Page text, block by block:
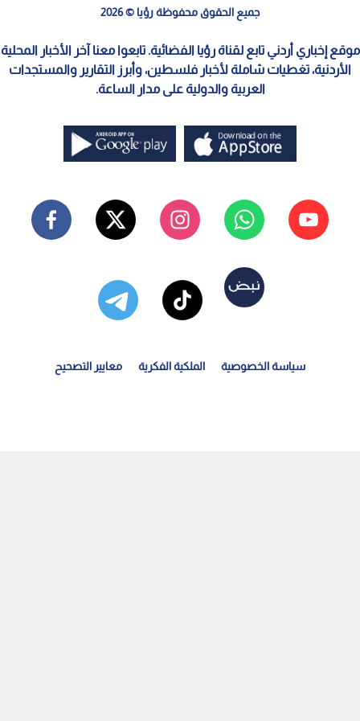
جميع الحقوق محفوظة رؤيا © 2026
موقع إخباري أردني تابع لقناة رؤيا الفضائية. تابعوا معنا آخر الأخبار المحلية
الأردنية، تغطيات شاملة لأخبار فلسطين، وأبرز التقارير والمستجدات
العربية والدولية على مدار الساعة.
سياسة الخصوصية الملكية الفكرية معايير التصحيح